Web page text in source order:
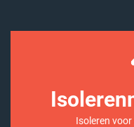
Isoleren